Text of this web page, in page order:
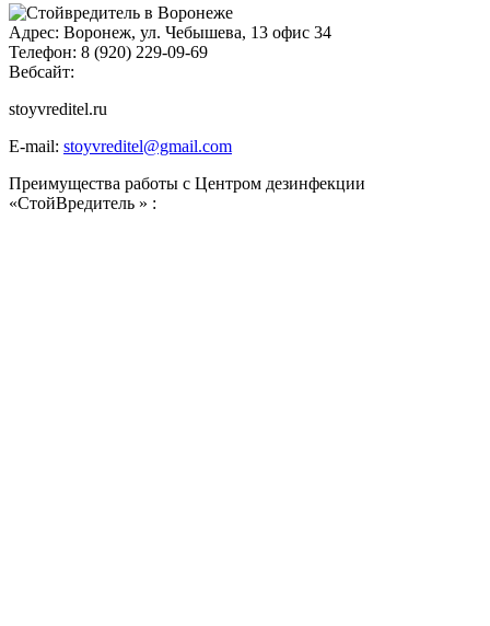
Адрес: Воронеж, ул. Чебышева, 13 офис 34
Телефон: 8 (920) 229-09-69
Вебсайт:
stoyvreditel.ru
E-mail: stoyvreditel@gmail.com
Преимущества работы с Центром дезинфекции
«СтойВредитель » :